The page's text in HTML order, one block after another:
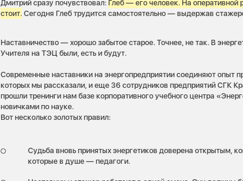
Дмитрий сразу почувствовал: Глеб — его человек. На оперативной
стоит. Сегодня Глеб трудится самостоятельно — выдержав
Наставничество — хорошо забытое старое. Точнее, не так. В
Учителя на ТЭЦ были, есть и будут.
Современные наставники на энергопредприятии соединяют опыт
которых мы рассказали, и еще 36 сотрудников предприятий СГК
прошли тренинги нам базе корпоративного учебного центра
новичками по науке.
Вот несколько золотых правил:
Судьба вновь принятых энергетиков доверена открытым,
которые в душе — педагоги.